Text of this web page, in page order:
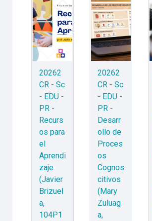
20262
CR - Sc
- EDU -
PR -
Recurs
os para
el
Aprendi
zaje
(Javier
Brizuel
a,
104P1
20262
CR - Sc
- EDU -
PR -
Desarr
ollo de
Proces
os
Cognos
citivos
(Mary
Zuluag
a,